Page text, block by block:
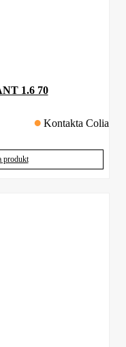
1.6 70
Kontakta Colia
produkt